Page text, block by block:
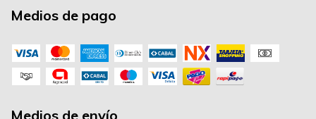
Medios de pago
Medios de envío